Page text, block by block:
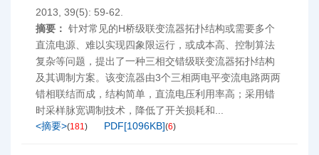
2013, 39(5): 59-62.
摘要： 针对常见的H桥级联变流器拓扑结构或需要多个
直流电源、难以实现四象限运行，或成本高、控制算法
复杂等问题，提出了一种三相交错级联变流器拓扑结构
及其调制方案。该变流器由3个三相两电平变流电路两两
错相联结而成，结构简单，直流电压利用率高；采用错
时采样脉宽调制技术，降低了开关损耗和...
<摘要>(181) PDF[1096KB](6)